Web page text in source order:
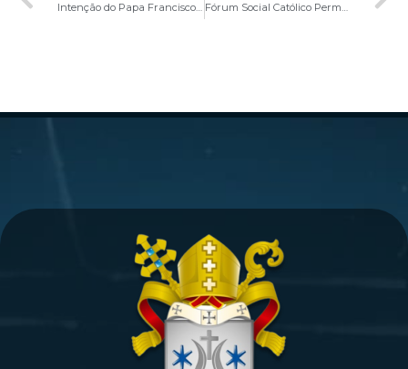
Intenção do Papa Francisco para o mês de agosto Fórum Social Católico Permanente